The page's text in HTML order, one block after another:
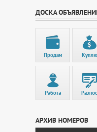
ДОСКА
Продам Куплю
Работа
АРХИВ НОМЕРОВ